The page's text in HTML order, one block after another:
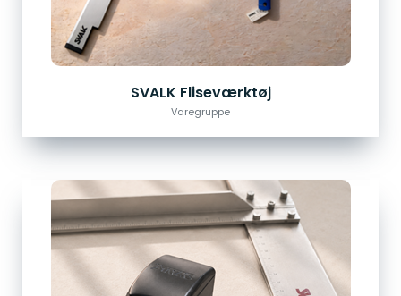
SVALK Fliseværktøj
Varegruppe